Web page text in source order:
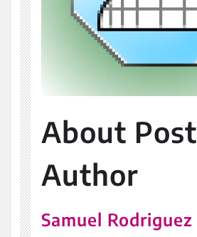
About Post
Author
Samuel Rodriguez